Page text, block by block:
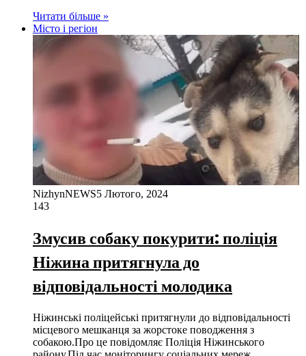
Читати більше »
Місто і регіон
NizhynNEWS5 Лютого, 2024
143
Змусив собаку покурити: поліція
Ніжина притягнула до
відповідальності молодика
Ніжинські поліцейські притягнули до відповідальності
місцевого мешканця за жорстоке поводження з
собакою.Про це повідомляє Поліція Ніжинського